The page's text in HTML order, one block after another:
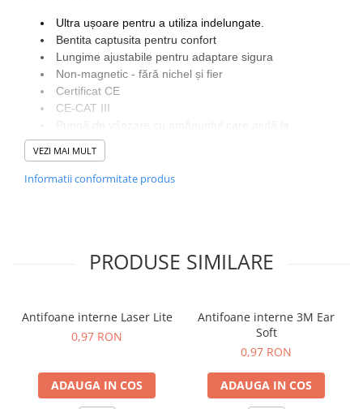
Ultra ușoare pentru a utiliza indelungate.
Bentita captusita pentru confort
Lungime ajustabile pentru adaptare sigura
Non-magnetic - fără nichel și fier
Certificat CE
CE-CAT III
prezentarea pentru vânzările cu amănuntul
Ambalate individual pentru automate
VEZI MAI MULT
Informatii conformitate produs
PRODUSE SIMILARE
Antifoane interne Laser Lite
0,97 RON
ADAUGA IN COS
Antifoane interne 3M Ear
Soft
0,97 RON
ADAUGA IN COS